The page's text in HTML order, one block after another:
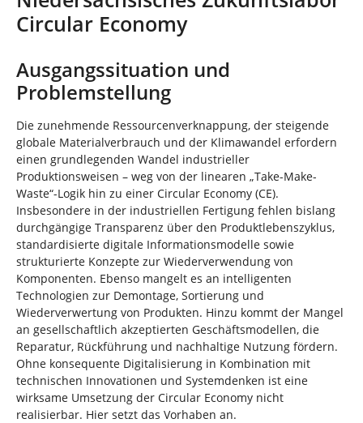
n
d
e
r
Circular Economy
Ausgangssituation und
Problemstellung
Die zunehmende Ressourcenverknappung, der steigende
globale Materialverbrauch und der Klimawandel erfordern
einen grundlegenden Wandel industrieller
Produktionsweisen – weg von der linearen „Take-Make-
Waste“-Logik hin zu einer Circular Economy (CE).
Insbesondere in der industriellen Fertigung fehlen bislang
durchgängige Transparenz über den Produktlebenszyklus,
standardisierte digitale Informationsmodelle sowie
strukturierte Konzepte zur Wiederverwendung von
Komponenten. Ebenso mangelt es an intelligenten
Technologien zur Demontage, Sortierung und
Wiederverwertung von Produkten. Hinzu kommt der Mangel
an gesellschaftlich akzeptierten Geschäftsmodellen, die
Reparatur, Rückführung und nachhaltige Nutzung fördern.
Ohne konsequente Digitalisierung in Kombination mit
technischen Innovationen und Systemdenken ist eine
wirksame Umsetzung der Circular Economy nicht
realisierbar. Hier setzt das Vorhaben an.